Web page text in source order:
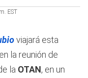
EST
viajará esta
la reunión de
la OTAN, en un